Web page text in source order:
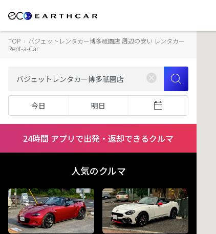
TOP › バジェットレンタカー博多祇園店 周辺の安い レンタカー
Rent-a-Car
今日 明日
24時間 アプリで出発・返却できるクルマ
人気のクルマ